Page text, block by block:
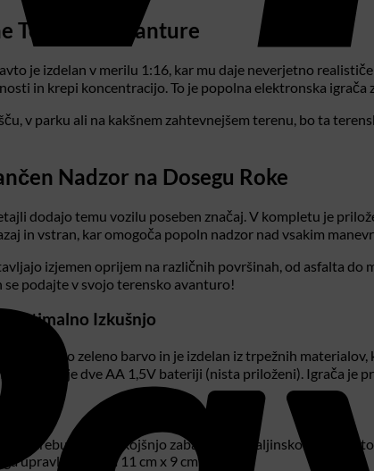
Terenske Avanture
je izdelan v merilu 1:16, kar mu daje neverjetno
in krepi koncentracijo. To je popolna elektronska igrača
v parku ali na kakšnem zahtevnejšem terenu, bo ta
Nadzor na Dosegu Roke
dodajo temu vozilu poseben značaj. V kompletu je
in vstran, kar omogoča popoln nadzor nad vsakim
izjemen oprijem na različnih površinah, od asfalta
se podajte v svojo terensko avanturo!
Optimalno Izkušnjo
z živahno zeleno barvo in je izdelan iz trpežnih
potrebuje dve AA 1,5V bateriji (nista priloženi). Igrača je
potrebujete za takojšnjo zabavo: sam daljinsko voden
upravljalnika pa 11 cm x 9 cm x 4 cm.